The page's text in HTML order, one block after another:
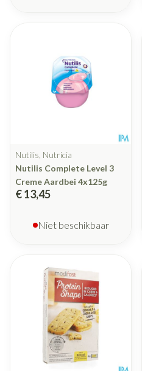
Nutilis, Nutricia
Nutilis Complete Level 3
Creme Aardbei 4x125g
€ 13,45
Niet beschikbaar